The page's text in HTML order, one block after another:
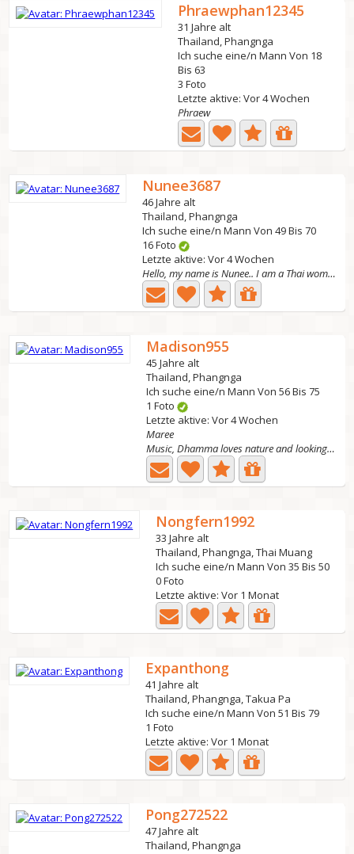
Phraewphan12345
31 Jahre alt
Thailand, Phangnga
Ich suche eine/n Mann Von 18
Bis 63
3 Foto
Letzte aktive: Vor 4 Wochen
Phraew
Nunee3687
46 Jahre alt
Thailand, Phangnga
Ich suche eine/n Mann Von 49 Bis 70
16 Foto
Letzte aktive: Vor 4 Wochen
Hello, my name is Nunee.. I am a Thai woman living in...
Madison955
45 Jahre alt
Thailand, Phangnga
Ich suche eine/n Mann Von 56 Bis 75
1 Foto
Letzte aktive: Vor 4 Wochen
Maree
Music, Dhamma loves nature and looking for a long-term...
Nongfern1992
33 Jahre alt
Thailand, Phangnga, Thai Muang
Ich suche eine/n Mann Von 35 Bis 50
0 Foto
Letzte aktive: Vor 1 Monat
Expanthong
41 Jahre alt
Thailand, Phangnga, Takua Pa
Ich suche eine/n Mann Von 51 Bis 79
1 Foto
Letzte aktive: Vor 1 Monat
Pong272522
47 Jahre alt
Thailand, Phangnga